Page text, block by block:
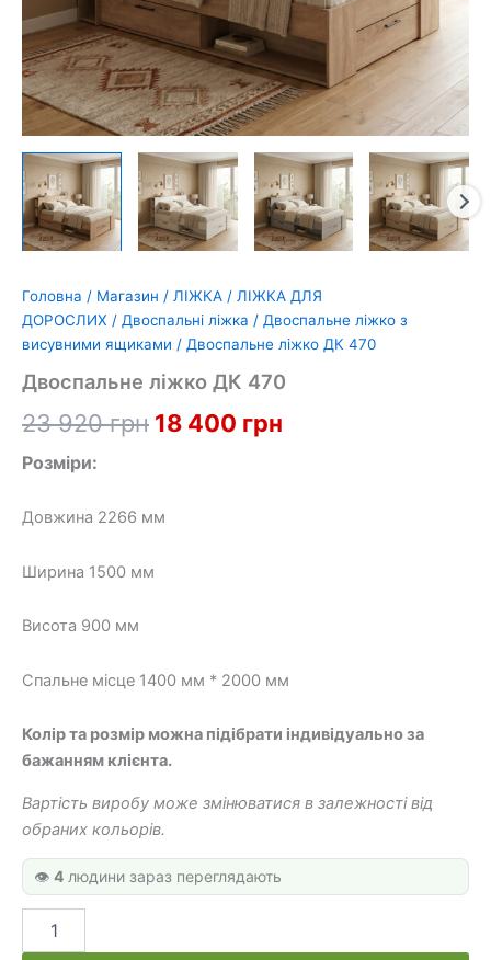
Головна / Магазин / ЛІЖКА / ЛІЖКА ДЛЯ
ДОРОСЛИХ / Двоспальні ліжка / Двоспальне ліжко з
висувними ящиками / Двоспальне ліжко ДК 470
Двоспальне ліжко ДК 470
23 920грн Оригінальна
18 400 грн
Розміри:
Довжина 2266 мм
Ширина 1500 мм
Висота 900 мм
Спальне місце 1400 мм * 2000 мм
Колір та розмір можна підібрати індивідуально за
бажанням клієнта.
Вартість виробу може змінюватися в залежності від
обраних кольорів.
👁️ 4 людини зараз переглядають
ліжко